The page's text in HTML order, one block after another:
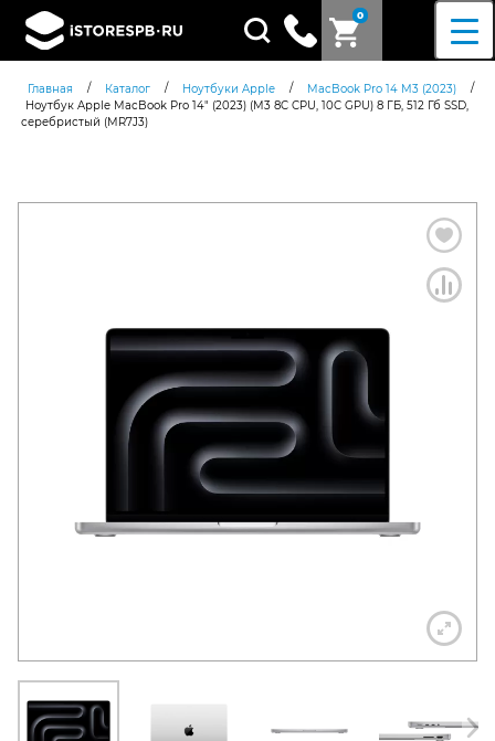
0
Поиск
товаров
Главная / Каталог / Ноутбуки Apple / MacBook Pro 14 М3 (2023)
/
Ноутбук Apple MacBook Pro 14″ (2023) (M3 8C CPU, 10C GPU) 8 ГБ, 512 Гб SSD,
серебристый (MR7J3)
Согласен cполитикой
+7 812 318-40-14
выходных)